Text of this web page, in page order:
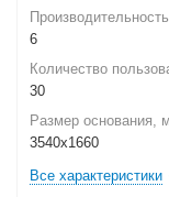
6
Количество
30
Размер основания,
3540х1660
Все характеристики